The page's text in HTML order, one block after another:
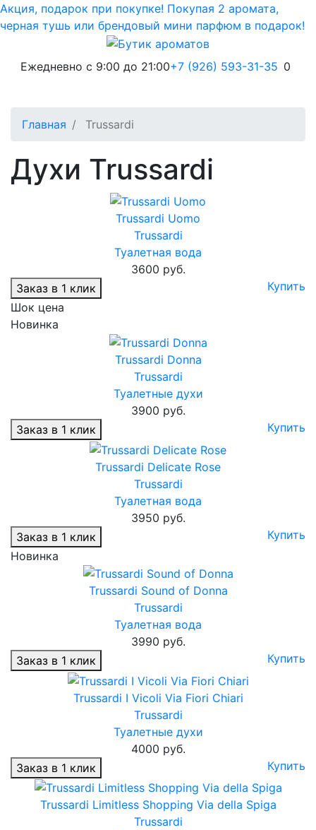
Акция, подарок при покупке! Покупая 2 аромата,
черная тушь или брендовый мини парфюм в подарок!
Ежедневно с 9:00 до 21:00+7 (926) 593-31-35 0
Главная Trussardi
Духи Trussardi
Trussardi Uomo
Trussardi
Туалетная вода
3600 руб.
Заказ в 1 клик
Купить
Шок цена
Новинка
Trussardi Donna
Trussardi
Туалетные духи
3900 руб.
Заказ в 1 клик
Купить
Trussardi Delicate Rose
Trussardi
Туалетная вода
3950 руб.
Заказ в 1 клик
Купить
Новинка
Trussardi Sound of Donna
Trussardi
Туалетная вода
3990 руб.
Заказ в 1 клик
Купить
Trussardi I Vicoli Via Fiori Chiari
Trussardi
Туалетные духи
4000 руб.
Заказ в 1 клик
Купить
Trussardi Limitless Shopping Via della Spiga
Trussardi